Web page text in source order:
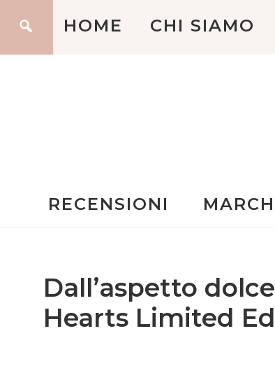
HOME CHI SIAMO
RECENSIONI
Dall’aspetto
Hearts Limited